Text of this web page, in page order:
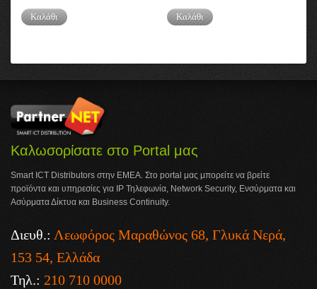
Καλάθι Καλάθι
Καλωσορίσατε στο Portal μας
Smart ICT Distributors στην ΕΜΕΑ. Στο portal μας μπορείτε να βρείτε
προϊόντα και υπηρεσίες για IP Τηλεφωνία, Network Security, Ενσύρματα και
Ασύρματα Δίκτυα και Business Continuity.
Διευθ.: Λεωφόρος Μαραθώνος 68, Γλυκά Νερά,
153 54, Ελλάδα
Τηλ.: 210 710 0000